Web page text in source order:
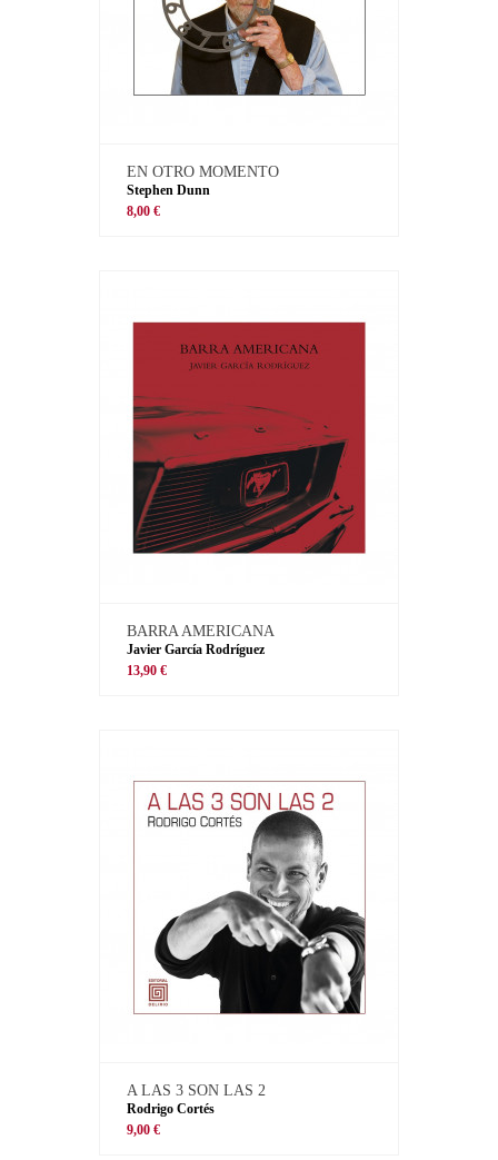
EN OTRO MOMENTO
Stephen Dunn
8,00 €
BARRA AMERICANA
Javier García Rodríguez
13,90 €
A LAS 3 SON LAS 2
Rodrigo Cortés
9,00 €